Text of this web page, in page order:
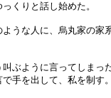
くりと話し始めた。
うな人に、烏丸家の家
ぶように言ってしまった
手を出して、私を制す。